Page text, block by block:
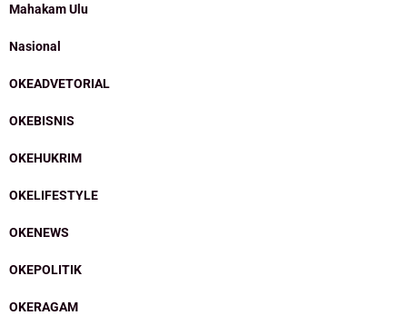
Mahakam Ulu
Nasional
OKEADVETORIAL
OKEBISNIS
OKEHUKRIM
OKELIFESTYLE
OKENEWS
OKEPOLITIK
OKERAGAM